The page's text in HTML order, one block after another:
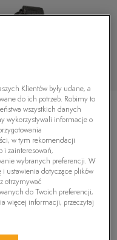
ISLAND 3 STRAP
Klientów były udane, a
do ich potrzeb. Robimy to
wszystkich danych
wykorzystywali informacje o
w tym rekomendacji
i zainteresowań,
wybranych preferencji. W
i ustawienia dotyczące plików
otrzymywać
do Twoich preferencji,
więcej informacji, przeczytaj